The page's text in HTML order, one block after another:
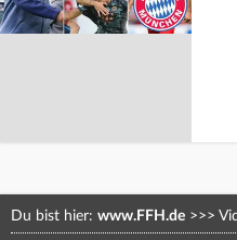
Du bist hier: www.FFH.de >>>